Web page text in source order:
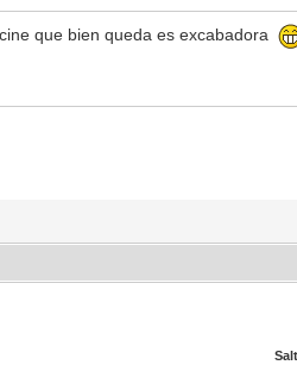
que bien queda es excabadora